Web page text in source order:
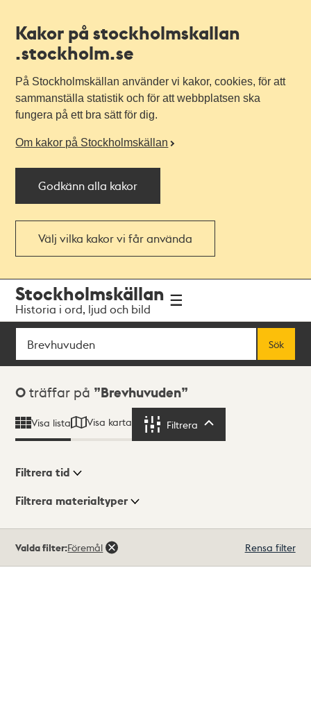
Kakor på stockholmskallan
.stockholm.se
På Stockholmskällan använder vi kakor, cookies, för att
sammanställa statistik och för att webbplatsen ska
fungera på ett bra sätt för dig.
Om kakor på Stockholmskällan
Godkänn alla kakor
Välj vilka kakor vi får använda
navigationen
huvudinnehållet
Stockholmskällan
Historia i ord, ljud och bild
Sök
Sök
Sökresultat
0 träffar på Brevhuvuden
Visa lista Visa karta Filtrera
Visningsläge
Filtrera tid
Filtrera materialtyper
träffar
Valda filter:Föremål Rensa filter